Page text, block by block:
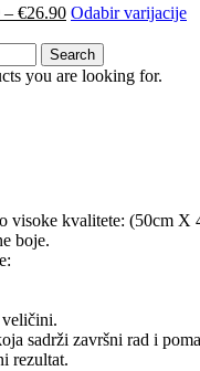
– €26.90Current
is:
€21.90
Odabir varijacije
Search
you are looking for.
visoke kvalitete: (50cm X
boje.
veličini.
sadrži završni rad i
rezultat.